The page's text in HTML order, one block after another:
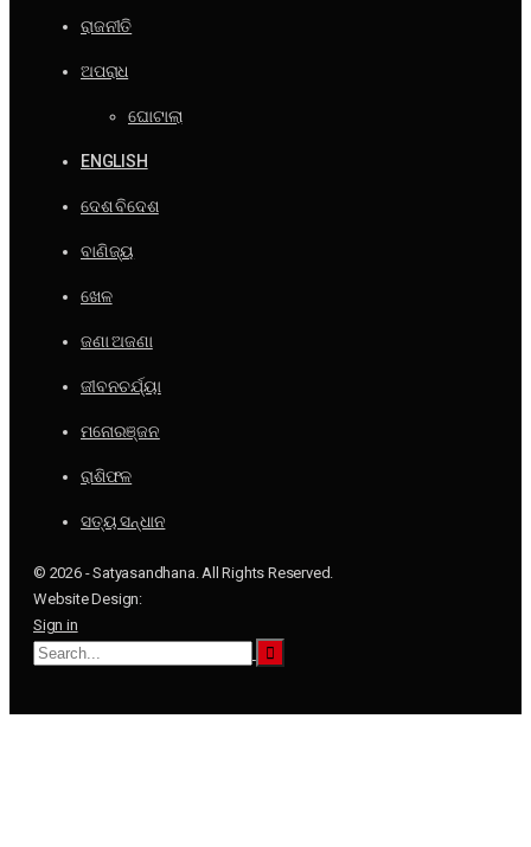
ରାଜନୀତି
ଅପରାଧ
ଘୋଟାଲା
ENGLISH
ଦେଶ ବିଦେଶ
ବାଣିଜ୍ୟ
ଖେଳ
ଜଣା ଅଜଣା
ଜୀବନଚର୍ଯ୍ୟା
ମନୋରଞ୍ଜନ
ରାଶିଫଳ
ସତ୍ୟ ସନ୍ଧାନ
© 2026 - Satyasandhana. All Rights Reserved.
Website Design:
Sign in